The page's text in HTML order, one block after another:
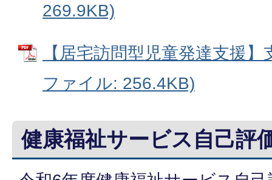
269.9KB)
【居宅訪問型児童発達支援
ファイル: 256.4KB)
健康福祉サービス自己評